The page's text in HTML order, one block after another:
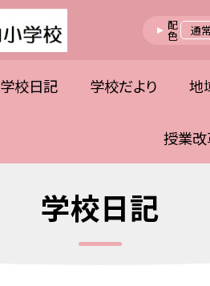
配色 通常
学校日記 学校だより 地
授業改
学校日記